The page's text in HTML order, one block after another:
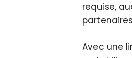
requise,
Avec une